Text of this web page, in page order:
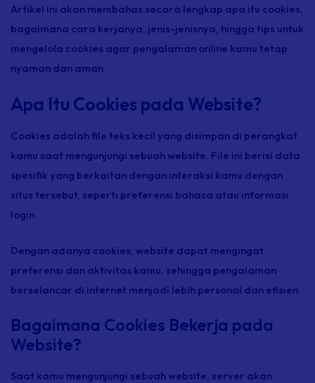
Artikel ini akan membahas secara lengkap apa itu cookies,
bagaimana cara kerjanya, jenis-jenisnya, hingga tips untuk
mengelola cookies agar pengalaman online kamu tetap
nyaman dan aman.
Apa Itu Cookies pada Website?
Cookies adalah file teks kecil yang disimpan di perangkat
kamu saat mengunjungi sebuah website. File ini berisi data
spesifik yang berkaitan dengan interaksi kamu dengan
situs tersebut, seperti preferensi bahasa atau informasi
login.
Dengan adanya cookies, website dapat mengingat
preferensi dan aktivitas kamu, sehingga pengalaman
berselancar di internet menjadi lebih personal dan efisien.
Bagaimana Cookies Bekerja pada
Website?
Saat kamu mengunjungi sebuah website, server akan